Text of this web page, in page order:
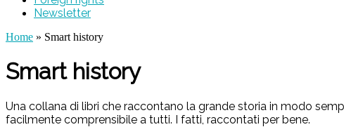
Newsletter
Home » Smart history
Smart history
Una collana di libri che raccontano la grande storia in modo
facilmente comprensibile a tutti. I fatti, raccontati per bene.